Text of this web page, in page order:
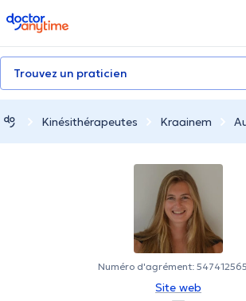
doctoranytime
Trouvez un praticien
Kinésithérapeutes Kraainem
Numéro d'agrément:
Site web